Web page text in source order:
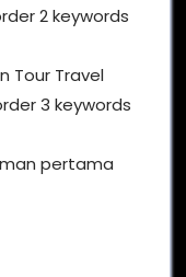
2 keywords
Tour Travel
3 keywords
pertama